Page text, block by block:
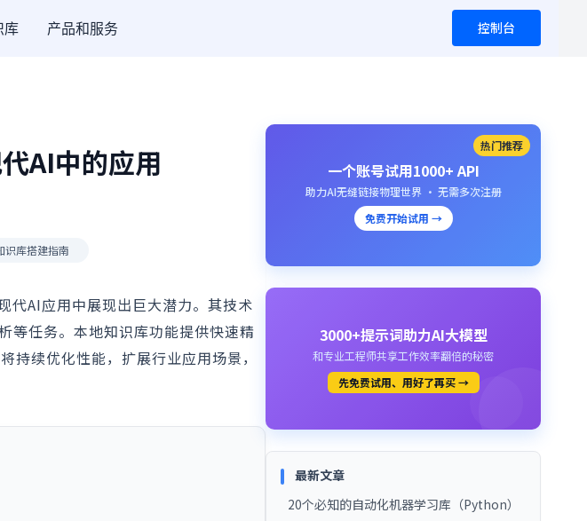
库 产品和服务 控制台
AI中的应用
库搭建指南
AI应用中展现出巨大潜力。其技术
等任务。本地知识库功能提供快速精
续优化性能，扩展行业应用场景，
热门推荐
一个账号试用1000+ API
助力AI无缝链接物理世界 · 无需多次注册
免费开始试用 →
3000+提示词助力AI大模型
和专业工程师共享工作效率翻倍的秘密
先免费试用、用好了再买 →
最新文章
20个必知的自动化机器学习库（Python）